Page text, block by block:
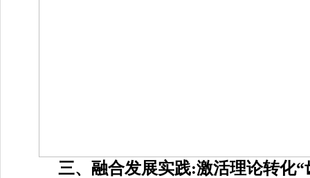
三、融合发展实践:激活理论转化“